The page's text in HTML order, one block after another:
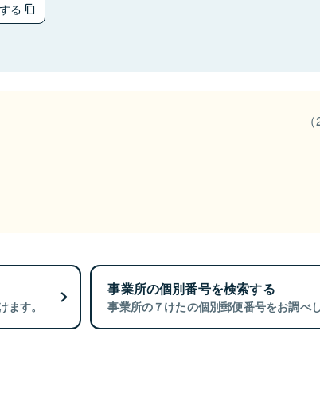
る
す。
事業所の個別番号を検索する
事業所の７けたの個別郵便番号をお調べし